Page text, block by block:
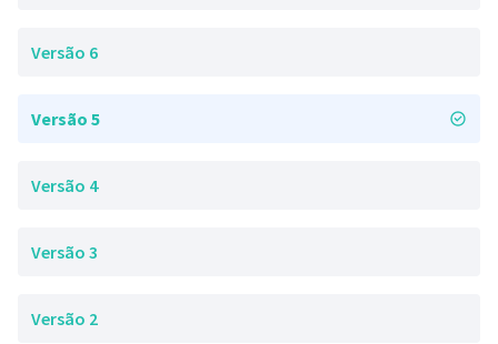
Versão 6
Versão 5
Versão 4
Versão 3
Versão 2